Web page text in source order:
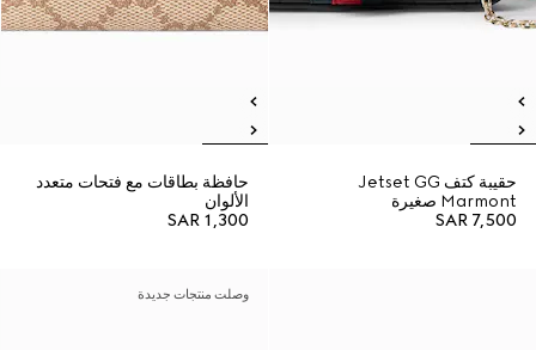
حقيبة كتف Jetset GG
Marmont صغيرة
SAR 7,500
حافظة بطاقات مع فتحات متعدد
الألوان
SAR 1,300
وصلت منتجات جديدة